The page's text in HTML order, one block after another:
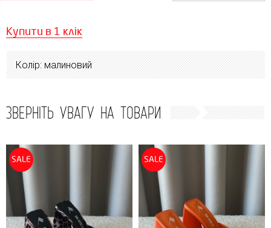
Купити в 1 клік
Колір: малиновий
ЗВЕРНІТЬ УВАГУ НА ТОВАРИ
SALE SALE